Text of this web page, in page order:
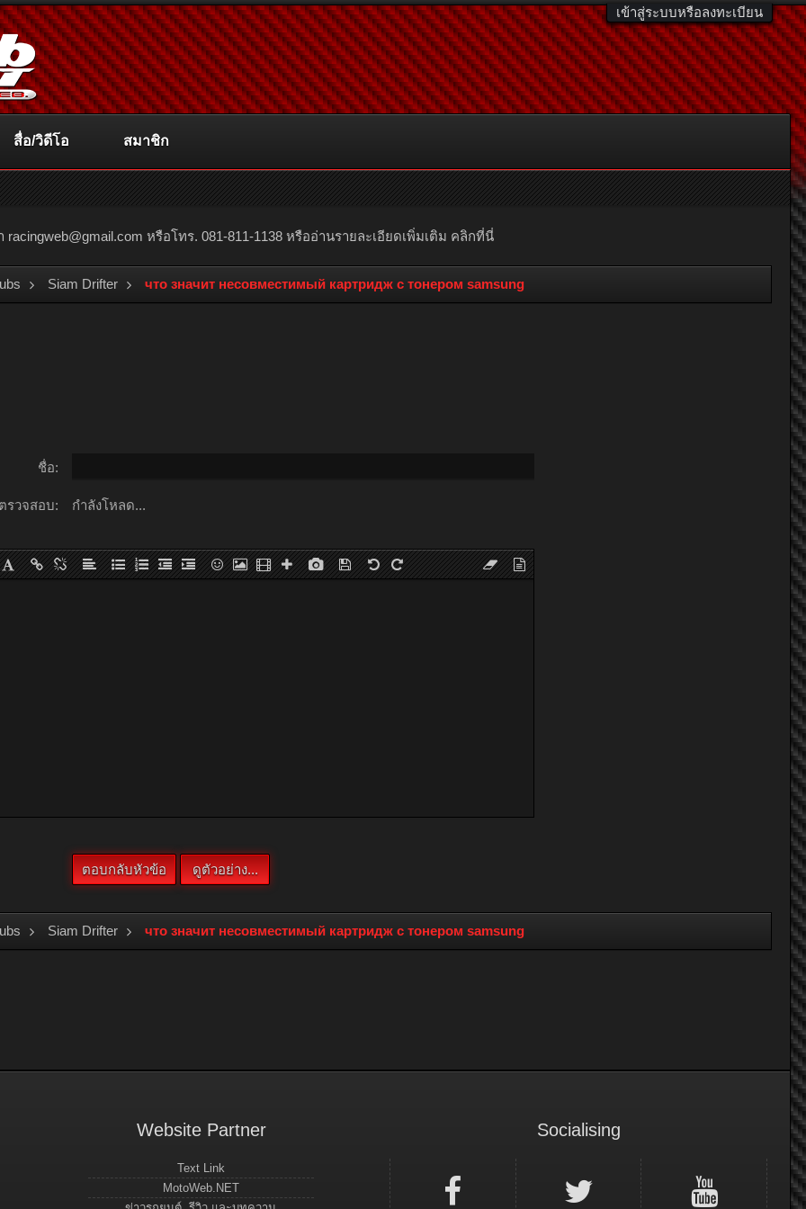
เข้าสู่ระบบหรือลงทะเบียน
racingweb@gmail.com หรือโทร. 081-811-1138 หรืออ่านรายละเอียดเพิ่มเติม คลิกที่นี่
Siam Drifter что значит несовместимый картридж с тонером samsung
ชื่อ:
รวจสอบ: กำลังโหลด...
Siam Drifter что значит несовместимый картридж с тонером samsung
สื่อ/วิดีโอ สมาชิก
Website Partner
Text Link
MotoWeb.NET
Socialising